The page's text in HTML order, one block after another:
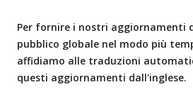
Per fornire i nostri aggiornamenti
pubblico globale nel modo più
affidiamo alle traduzioni
questi aggiornamenti dall'inglese.